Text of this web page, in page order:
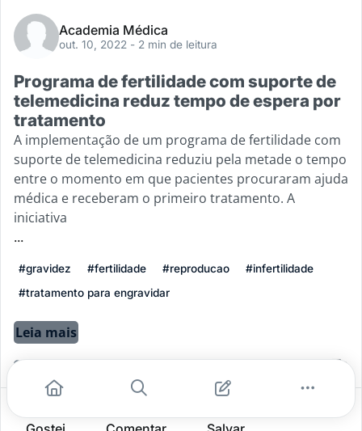
Academia Médica
out. 10, 2022 - 2 min de leitura
Programa de fertilidade com suporte de
telemedicina reduz tempo de espera por
tratamento
A implementação de um programa de fertilidade com
suporte de telemedicina reduziu pela metade o tempo
entre o momento em que pacientes procuraram ajuda
médica e receberam o primeiro tratamento. A
iniciativa
...
#gravidez #fertilidade #reproducao
#infertilidade
#tratamento para engravidar
Leia mais
0